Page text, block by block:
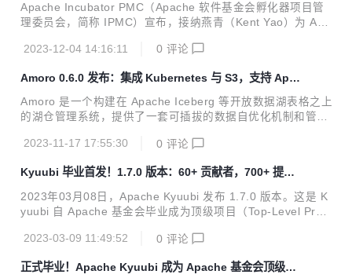
Apache Incubator PMC（Apache 软件基金会孵化器项目管
理委员会，简称 IPMC）宣布，接纳燕青（Kent Yao）为 Apa
基金会孵化的表决。
2023-12-04 14:16:11 0 评论
Amoro 0.6.0 发布：集成 Kubernetes 与 S3，支持 Apa
che Paimon
Amoro 是一个构建在 Apache Iceberg 等开放数据湖表格之上
的湖仓管理系统，提供了一套可插拔的数据自优化机制和管理
1 月 07 日，Amoro 0.6.0 版本正式更新发布！这个版本在 0.
和稳定性，推荐各位用户和开发者升级到这个版本。在这次版
本更新中，来自社区的 21 位贡献者付出了 118 次提交，感谢
每位社区小伙伴的贡献！ 01 重要更新 1.Kubernetes 集成 支
持通过 Kubernetes 部署 AMS 和 Optimizer。 2....
2023-11-17 17:55:30 0 评论
Kyuubi 毕业首发！1.7.0 版本：60+ 贡献者，700+ 提
交！
2023年03月08日，Apache Kyuubi 发布 1.7.0 版本。这是 K
yuubi 自 Apache 基金会毕业成为顶级项目（Top-Level Proje
版本发布由来自社区的 63 位贡献者参与完成了 700 多次提
于 Spark 3.1, 3.2 和 3.3 做了充分验证, 初步支持即将发布的
2023-03-09 11:49:52 0 评论
正式毕业！Apache Kyuubi 成为 Apache 基金会顶级项